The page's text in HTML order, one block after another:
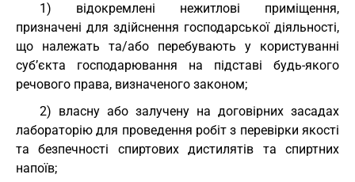
1) відокремлені нежитлові приміщення,
призначені для здійснення господарської діяльності,
що належать та/або перебувають у користуванні
суб’єкта господарювання на підставі будь-якого
речового права, визначеного законом;
2) власну або залучену на договірних засадах
лабораторію для проведення робіт з перевірки якості
та безпечності спиртових дистилятів та спиртних
напоїв;